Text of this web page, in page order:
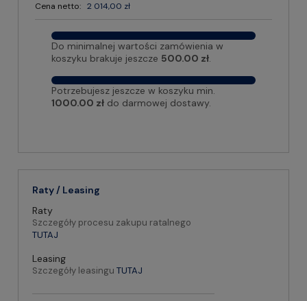
Cena netto: 2 014,00 zł
Do minimalnej wartości zamówienia w
koszyku brakuje jeszcze 500.00 zł.
Potrzebujesz jeszcze w koszyku min.
1000.00 zł do darmowej dostawy.
Raty / Leasing
Raty
Szczegóły procesu zakupu ratalnego
TUTAJ
Leasing
Szczegóły leasingu TUTAJ